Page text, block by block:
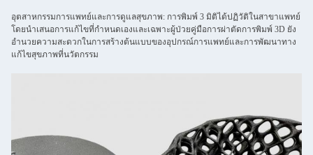
อุตสาหกรรมการแพทย์และการดูแลสุขภาพ: การพิมพ์ 3 มิติได้ปฏิวัติในสาขาแพทย์
โดยนําเสนอการแก้ไขที่กําหนดเองและเฉพาะผู้ป่วยคู่มือการผ่าตัดการพิมพ์ 3D ยัง
อํานวยความสะดวกในการสร้างต้นแบบของอุปกรณ์การแพทย์และการพัฒนาทาง
แก้ไขสุขภาพที่นวัตกรรม